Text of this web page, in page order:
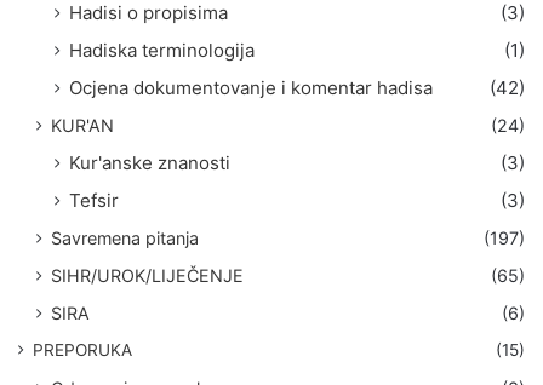
Hadisi o propisima
(3)
Hadiska terminologija
(1)
Ocjena dokumentovanje i komentar hadisa
(42)
KUR'AN (24)
Kur'anske znanosti
(3)
Tefsir
(3)
Savremena pitanja
(197)
SIHR/UROK/LIJEČENJE
(65)
SIRA
(6)
PREPORUKA (15)